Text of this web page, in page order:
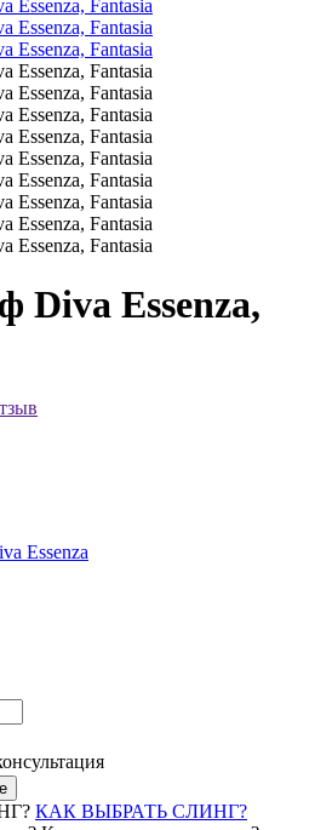
Diva Essenza,
Essenza
КАК ВЫБРАТЬ СЛИНГ?